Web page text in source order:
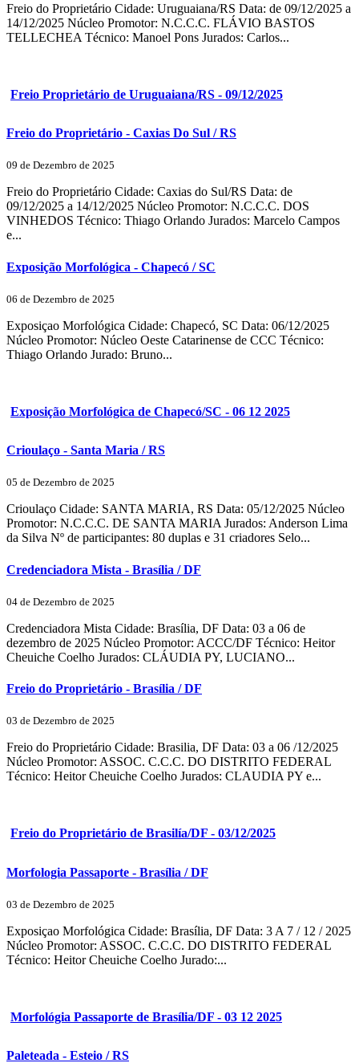
Freio do Proprietário Cidade: Uruguaiana/RS Data: de 09/12/2025 a
14/12/2025 Núcleo Promotor: N.C.C.C. FLÁVIO BASTOS
TELLECHEA Técnico: Manoel Pons Jurados: Carlos...
Freio Proprietário de Uruguaiana/RS - 09/12/2025
Freio do Proprietário - Caxias Do Sul / RS
09 de Dezembro de 2025
Freio do Proprietário Cidade: Caxias do Sul/RS Data: de
09/12/2025 a 14/12/2025 Núcleo Promotor: N.C.C.C. DOS
VINHEDOS Técnico: Thiago Orlando Jurados: Marcelo Campos
e...
Exposição Morfológica - Chapecó / SC
06 de Dezembro de 2025
Exposiçao Morfológica Cidade: Chapecó, SC Data: 06/12/2025
Núcleo Promotor: Núcleo Oeste Catarinense de CCC Técnico:
Thiago Orlando Jurado: Bruno...
Exposição Morfológica de Chapecó/SC - 06 12 2025
Crioulaço - Santa Maria / RS
05 de Dezembro de 2025
Crioulaço Cidade: SANTA MARIA, RS Data: 05/12/2025 Núcleo
Promotor: N.C.C.C. DE SANTA MARIA Jurados: Anderson Lima
da Silva Nº de participantes: 80 duplas e 31 criadores Selo...
Credenciadora Mista - Brasília / DF
04 de Dezembro de 2025
Credenciadora Mista Cidade: Brasília, DF Data: 03 a 06 de
dezembro de 2025 Núcleo Promotor: ACCC/DF Técnico: Heitor
Cheuiche Coelho Jurados: CLÁUDIA PY, LUCIANO...
Freio do Proprietário - Brasília / DF
03 de Dezembro de 2025
Freio do Proprietário Cidade: Brasilia, DF Data: 03 a 06 /12/2025
Núcleo Promotor: ASSOC. C.C.C. DO DISTRITO FEDERAL
Técnico: Heitor Cheuiche Coelho Jurados: CLAUDIA PY e...
Freio do Proprietário de Brasilía/DF - 03/12/2025
Morfologia Passaporte - Brasília / DF
03 de Dezembro de 2025
Exposiçao Morfológica Cidade: Brasília, DF Data: 3 A 7 / 12 / 2025
Núcleo Promotor: ASSOC. C.C.C. DO DISTRITO FEDERAL
Técnico: Heitor Cheuiche Coelho Jurado:...
Morfológia Passaporte de Brasília/DF - 03 12 2025
Paleteada - Esteio / RS